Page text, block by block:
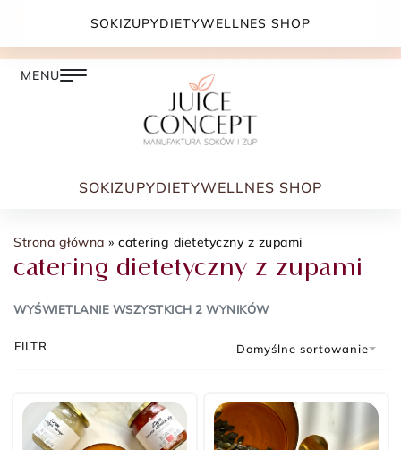
DARMOWA DOSTAWA PRZY ZAMÓWIENIU JUŻ OD
SOKIZUPYDIETYWELLNES SHOP
Strona główna » catering dietetyczny z zupami
catering dietetyczny z zupami
WYŚWIETLANIE WSZYSTKICH 2 WYNIKÓW
Domyślne sortowanie
FILTR
SOKIZUPYDIETYWELLNES SHOP